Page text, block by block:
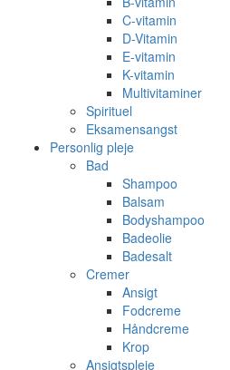
C-vitamin
D-Vitamin
E-vitamin
K-vitamin
Multivitaminer
Spirituel
Eksamensangst
Personlig pleje
Bad
Shampoo
Balsam
Bodyshampoo
Badeolie
Badesalt
Cremer
Ansigt
Fodcreme
Håndcreme
Krop
Ansigtspleje